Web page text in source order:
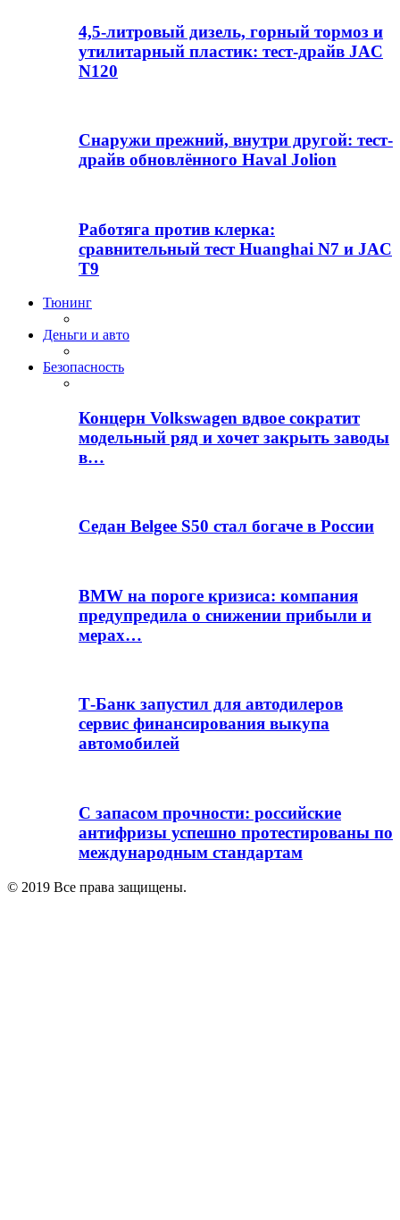
4,5-литровый дизель, горный тормоз и
утилитарный пластик: тест-драйв JAC
N120
Снаружи прежний, внутри другой: тест-
драйв обновлённого Haval Jolion
Работяга против клерка:
сравнительный тест Huanghai N7 и JAC
T9
Тюнинг
Деньги и авто
Безопасность
Концерн Volkswagen вдвое сократит
модельный ряд и хочет закрыть заводы
в…
Седан Belgee S50 стал богаче в России
BMW на пороге кризиса: компания
предупредила о снижении прибыли и
мерах…
Т-Банк запустил для автодилеров
сервис финансирования выкупа
автомобилей
С запасом прочности: российские
антифризы успешно протестированы по
международным стандартам
© 2019 Все права защищены.